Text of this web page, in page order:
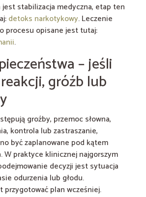
stabilizacja medyczna, etap ten
detoks narkotykowy. Leczenie
procesu opisane jest tutaj:
.
– jeśli
gróźb lub
groźby, przemoc słowna,
kontrola lub zastraszanie,
być zaplanowane pod kątem
W praktyce klinicznej najgorszym
decyzji jest sytuacja
odurzenia lub głodu.
przygotować plan wcześniej.